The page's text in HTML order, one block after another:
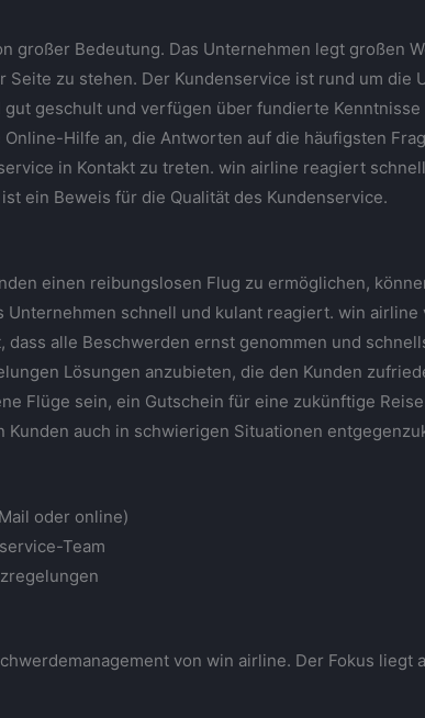
großer Bedeutung. Das Unternehmen legt großen
zu stehen. Der Kundenservice ist rund um die
geschult und verfügen über fundierte
Hilfe an, die Antworten auf die häufigsten
in Kontakt zu treten. win airline reagiert
ein Beweis für die Qualität des Kundenservice.
einen reibungslosen Flug zu ermöglichen,
Unternehmen schnell und kulant reagiert. win
alle Beschwerden ernst genommen und
Lösungen anzubieten, die den Kunden
Flüge sein, ein Gutschein für eine zukünftige
auch in schwierigen Situationen
oder online)
Team
von win airline. Der Fokus liegt